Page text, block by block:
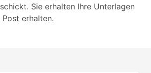
Sie erhalten Ihre Unterlagen
erhalten.